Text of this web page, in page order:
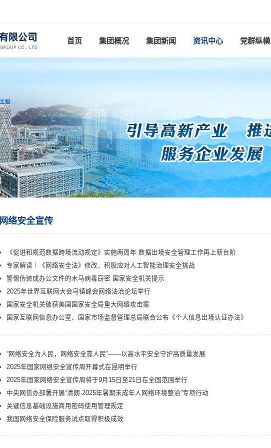
首页 集团概况 集团新闻 资讯中心 党群纵横
网络安全宣传
《促进和规范数据跨境流动规定》实施两周年 数据出境安全管理工作再上新台阶
专家解读｜《网络安全法》修改，积极应对人工智能治理安全挑战
警惕伪装成办公文件的木马病毒窃密 国家安全机关提示
2025年世界互联网大会乌镇峰会网络法治论坛举行
国家安全机关破获美国国家安全局重大网络攻击案
国家互联网信息办公室、国家市场监督管理总局联合公布《个人信息出境认证办法》
“网络安全为人民，网络安全靠人民”——以高水平安全守护高质量发展
2025年国家网络安全宣传周开幕式在昆明举行
2025年国家网络安全宣传周将于9月15日至21日在全国范围举行
中央网信办部署开展“清朗·2025年暑期未成年人网络环境整治”专项行动
关键信息基础设施商用密码使用管理规定
我国网络安全保险服务试点取得积极成效